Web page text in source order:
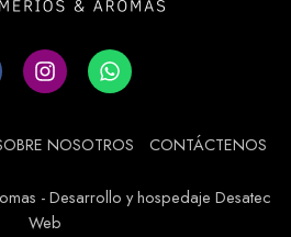
NOSOTROS CONTÁCTENOS
- Desarrollo y hospedaje Desatec
Web